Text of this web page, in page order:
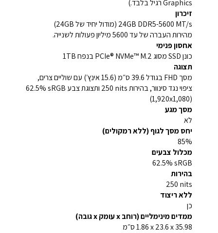
Graphics רגיל בלבד.)
זיכרון
‎24GB DDR5-5600 MT/s‎ (מודול יחיד של ‎24GB‎)
מהירות העברה של עד ‎5600 מיליון פעולות לשנייה.
אחסון פנימי
כונן SSD מסוג PCIe® NVMe™ M.2 בנפח ‎1TB‎
תצוגה
מסך FHD בגודל ‎39.6 ס״מ (15.6 אינץ׳)‎ עם שוליים צרים,
ציפוי נגד סינוור, בהירות ‎250 nits‎ ותצוגת צבע ‎62.5% sRGB
(‎1,920x1,080)‎
מסך מגע
לא
יחס מסך לגוף (ללא רמקולים)
‎85%‎
מכלול צבעים
‎62.5% sRGB‎
בהירות
‎250‎ nits‎
ללא ריצוד
כן
ממדים מינימליים (רוחב x עומק x גובה)
35.98 x‏ 23.6 x‏ 1.86 ס״מ